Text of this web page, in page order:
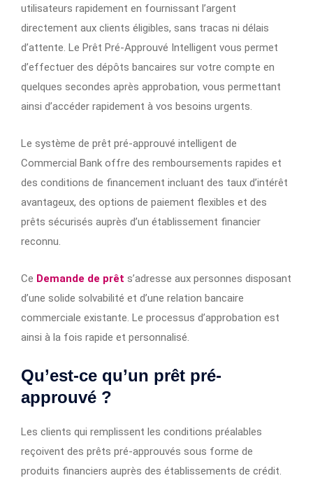
utilisateurs rapidement en fournissant l’argent
directement aux clients éligibles, sans tracas ni délais
d’attente. Le Prêt Pré-Approuvé Intelligent vous permet
d’effectuer des dépôts bancaires sur votre compte en
quelques secondes après approbation, vous permettant
ainsi d’accéder rapidement à vos besoins urgents.
Le système de prêt pré-approuvé intelligent de
Commercial Bank offre des remboursements rapides et
des conditions de financement incluant des taux d’intérêt
avantageux, des options de paiement flexibles et des
prêts sécurisés auprès d’un établissement financier
reconnu.
Ce Demande de prêt s’adresse aux personnes disposant
d’une solide solvabilité et d’une relation bancaire
commerciale existante. Le processus d’approbation est
ainsi à la fois rapide et personnalisé.
Qu’est-ce qu’un prêt pré-
approuvé ?
Les clients qui remplissent les conditions préalables
reçoivent des prêts pré-approuvés sous forme de
produits financiers auprès des établissements de crédit.